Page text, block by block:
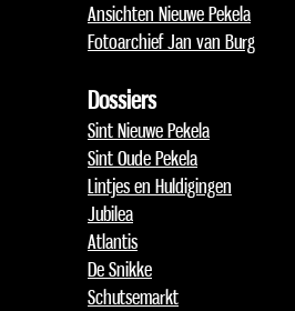
Ansichten Nieuwe Pekela
Fotoarchief Jan van Burg
Dossiers
Sint Nieuwe Pekela
Sint Oude Pekela
Lintjes en Huldigingen
Jubilea
Atlantis
De Snikke
Schutsemarkt